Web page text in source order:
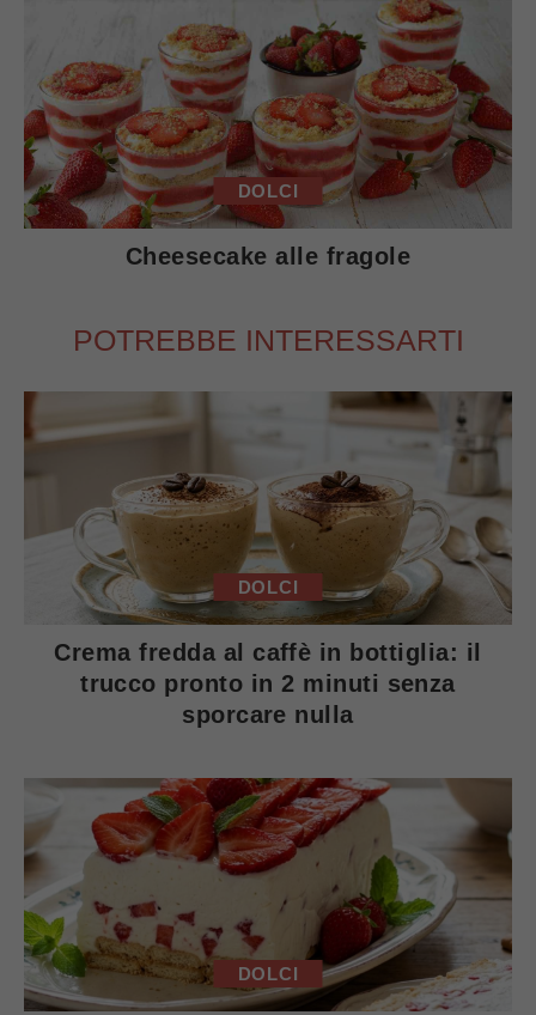
DOLCI
Cheesecake alle fragole
POTREBBE INTERESSARTI
DOLCI
Crema fredda al caffè in bottiglia: il
trucco pronto in 2 minuti senza
sporcare nulla
DOLCI